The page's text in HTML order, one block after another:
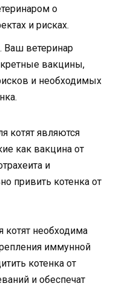
о
и рисках.
Ваш ветеринар
вакцины,
и необходимых
котят являются
как вакцина от
и
привить котенка от
котят необходима
иммунной
котенка от
и обеспечат